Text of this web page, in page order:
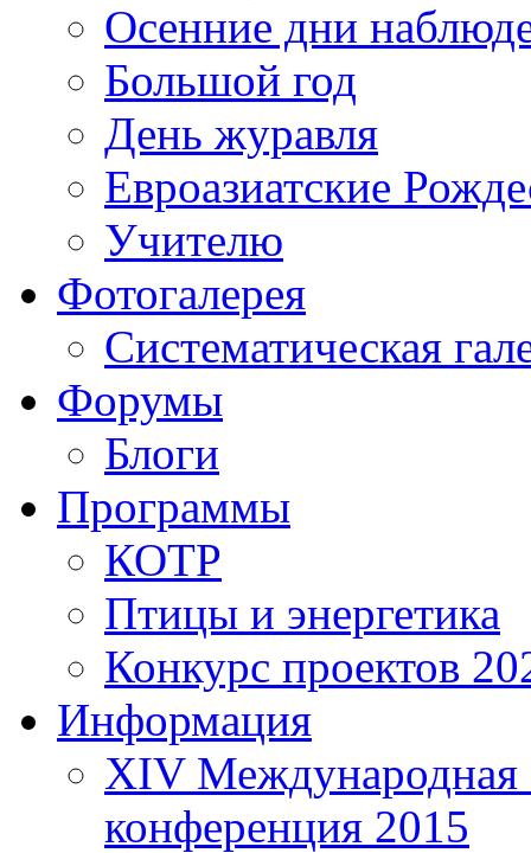
Осенние дни
Большой год
День журавля
Евроазиатские
Учителю
Фотогалерея
Систематическая
Форумы
Блоги
Программы
КОТР
Птицы и энергетика
Конкурс проектов
Информация
XIV Международная
конференция 2015